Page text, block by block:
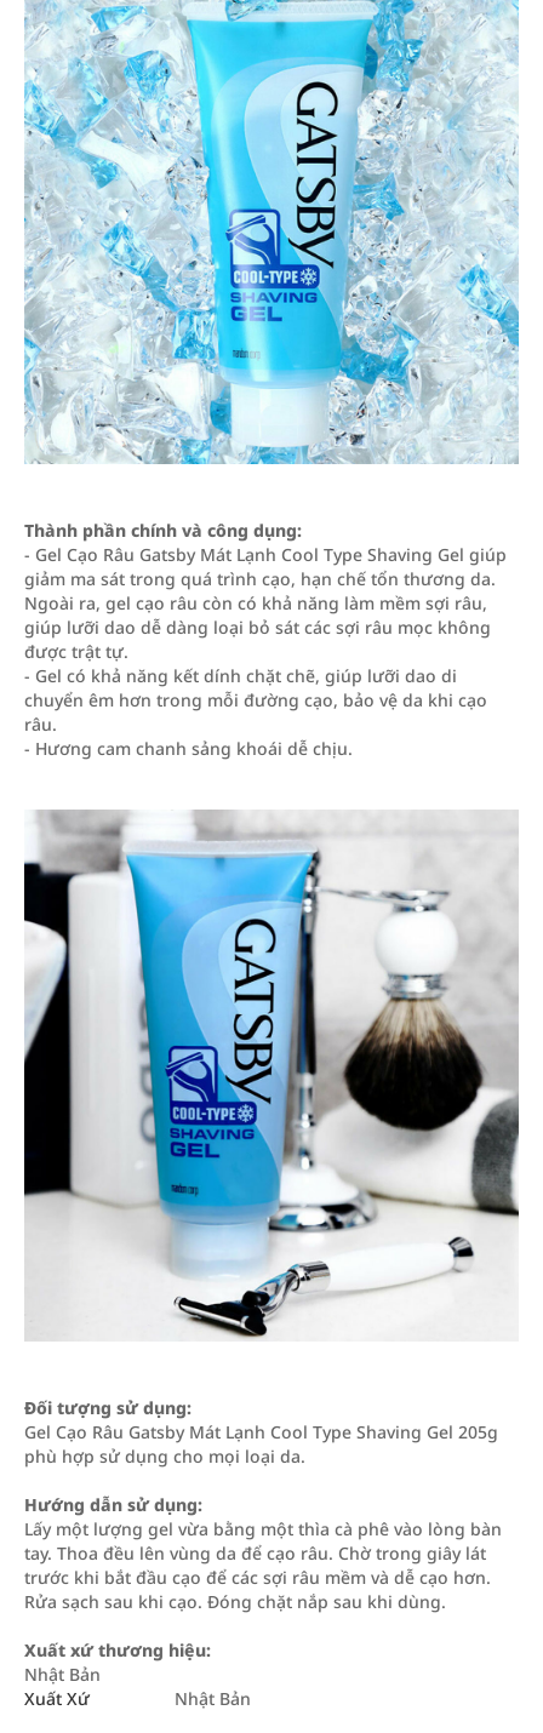
Thành phần chính và công dụng:
- Gel Cạo Râu Gatsby Mát Lạnh Cool Type Shaving Gel giúp
giảm ma sát trong quá trình cạo, hạn chế tổn thương da.
Ngoài ra, gel cạo râu còn có khả năng làm mềm sợi râu,
giúp lưỡi dao dễ dàng loại bỏ sát các sợi râu mọc không
được trật tự.
- Gel có khả năng kết dính chặt chẽ, giúp lưỡi dao di
chuyển êm hơn trong mỗi đường cạo, bảo vệ da khi cạo
râu.
- Hương cam chanh sảng khoái dễ chịu.
Đối tượng sử dụng:
Gel Cạo Râu Gatsby Mát Lạnh Cool Type Shaving Gel 205g
phù hợp sử dụng cho mọi loại da.
Hướng dẫn sử dụng:
Lấy một lượng gel vừa bằng một thìa cà phê vào lòng bàn
tay. Thoa đều lên vùng da để cạo râu. Chờ trong giây lát
trước khi bắt đầu cạo để các sợi râu mềm và dễ cạo hơn.
Rửa sạch sau khi cạo. Đóng chặt nắp sau khi dùng.
Xuất xứ thương hiệu:
Nhật Bản
Xuất Xứ
Nhật Bản